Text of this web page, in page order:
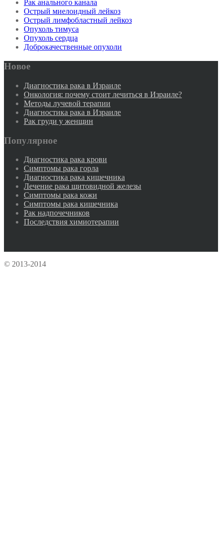
Рак анального канала
Острый миелоидный лейкоз
Острый лимфобластный лейкоз
Опухоль тимуса
Опухоль сердца
Доброкачественные опухоли
Новое
Диагностика рака в Израиле
Онкология: почему стоит лечиться в Израиле?
Методы лучевой терапии
Диагностика рака в Израиле
Рак груди у женщин
Популярное
Диагностика рака крови
Симптомы рака горла
Диагностика рака кишечника
Лечение рака щитовидной железы
Симптомы рака кожи
Симптомы рака кишечника
Рак надпочечников
Последствия химиотерапии
© 2013-2014